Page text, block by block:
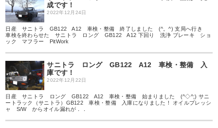
成です！
2022年12月24日
日産 サニトラ GB122 A12 車検・整備 終了しました (^。^) 支局へ行き
車検を終わらせた サニトラ ロング GB122 A12 下回り 洗浄 ブレーキ ショ
ック マフラー PitWork
サニトラ ロング GB122 A12 車検・整備 入
庫です！
2022年12月22日
日産 サニトラ ロング GB122 A12 車検・整備 始まりました (^◇^;) サニ
ートラック（サニトラ）GB122 車検・整備 入庫になりました！ オイルプレッシ
ャ S/W からオイル漏れが．．